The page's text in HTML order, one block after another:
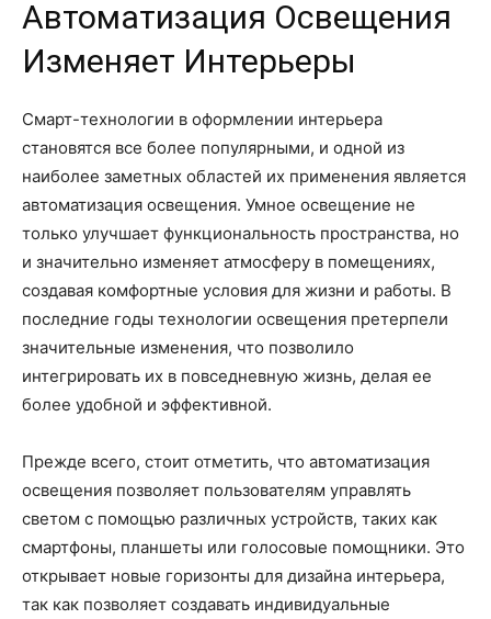
Автоматизация Освещения
Изменяет Интерьеры
Смарт-технологии в оформлении интерьера
становятся все более популярными, и одной из
наиболее заметных областей их применения является
автоматизация освещения. Умное освещение не
только улучшает функциональность пространства, но
и значительно изменяет атмосферу в помещениях,
создавая комфортные условия для жизни и работы. В
последние годы технологии освещения претерпели
значительные изменения, что позволило
интегрировать их в повседневную жизнь, делая ее
более удобной и эффективной.
Прежде всего, стоит отметить, что автоматизация
освещения позволяет пользователям управлять
светом с помощью различных устройств, таких как
смартфоны, планшеты или голосовые помощники. Это
открывает новые горизонты для дизайна интерьера,
так как позволяет создавать индивидуальные